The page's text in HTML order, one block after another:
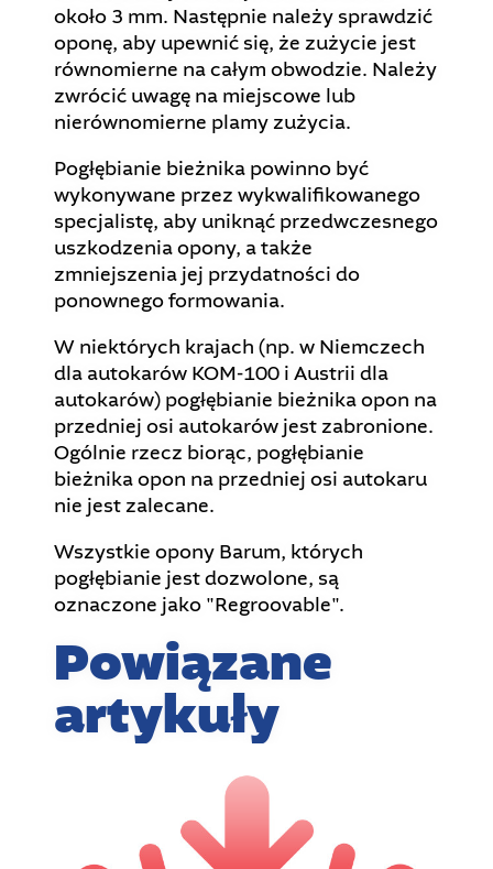
około 3 mm. Następnie należy sprawdzić
oponę, aby upewnić się, że zużycie jest
równomierne na całym obwodzie. Należy
zwrócić uwagę na miejscowe lub
nierównomierne plamy zużycia.
Pogłębianie bieżnika powinno być
wykonywane przez wykwalifikowanego
specjalistę, aby uniknąć przedwczesnego
uszkodzenia opony, a także
zmniejszenia jej przydatności do
ponownego formowania.
W niektórych krajach (np. w Niemczech
dla autokarów KOM-100 i Austrii dla
autokarów) pogłębianie bieżnika opon na
przedniej osi autokarów jest zabronione.
Ogólnie rzecz biorąc, pogłębianie
bieżnika opon na przedniej osi autokaru
nie jest zalecane.
Wszystkie opony Barum, których
pogłębianie jest dozwolone, są
oznaczone jako "Regroovable".
Powiązane
artykuły